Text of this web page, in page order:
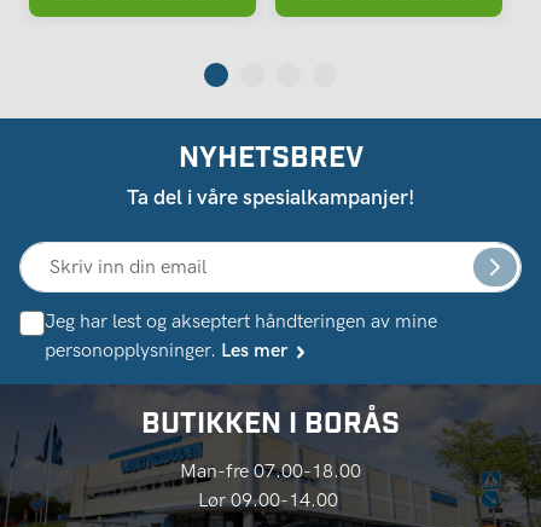
NYHETSBREV
Ta del i våre spesialkampanjer!
Jeg har lest og akseptert håndteringen av mine
personopplysninger. Les mer
BUTIKKEN I BORÅS
Man-fre 07.00-18.00
Lør 09.00-14.00